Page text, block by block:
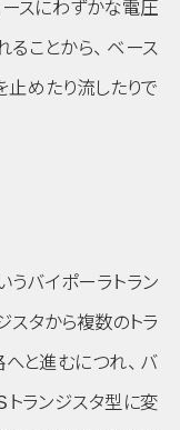
スにわずかな電圧
ることから、 ベース
めたり流したりで
うバイポーラトラン
スタから複数のトラ
へと進むにつれ、 バ
トランジスタ型に変